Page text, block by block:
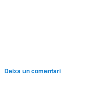
| Deixa un comentari